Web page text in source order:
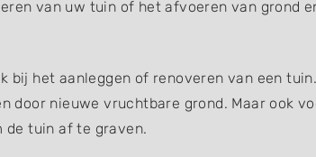
van uw tuin of het afvoeren van grond
het aanleggen of renoveren van een
nieuwe vruchtbare grond. Maar ook
de tuin af te graven.